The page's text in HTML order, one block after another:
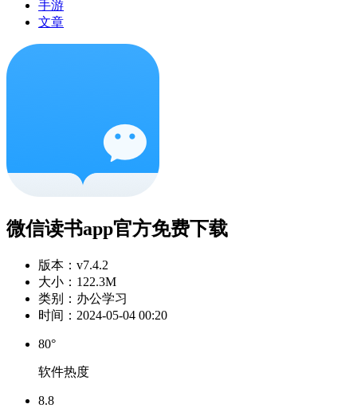
手游
文章
微信读书app官方免费下载
版本： v7.4.2
大小： 122.3M
类别： 办公学习
时间： 2024-05-04 00:20
80°
软件热度
8.8